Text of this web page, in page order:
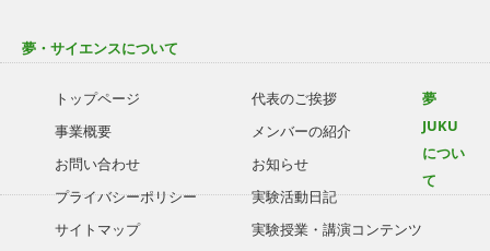
夢・サイエンスについて
トップページ
事業概要
お問い合わせ
プライバシーポリシー
サイトマップ
代表のご挨拶
メンバーの紹介
お知らせ
実験活動日記
実験授業・講演コンテンツ
夢
JUKU
につい
て